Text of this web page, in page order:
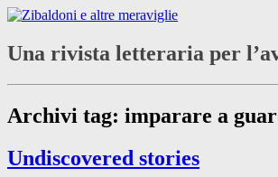
Una rivista letteraria per
Archivi tag: imparare a
Undiscovered stories